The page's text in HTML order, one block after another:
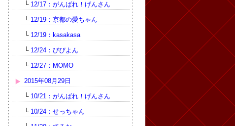
└ 12/17：がんばれ！げんさん
└ 12/19：京都の愛ちゃん
└ 12/19：kasakasa
└ 12/24：びびよん
└ 12/27：MOMO
2015年08月29日
└ 10/21：がんばれ！げんさん
└ 10/24：せっちゃん